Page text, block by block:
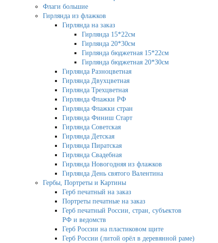
Флаги большие
Гирлянда из флажков
Гирлянда на заказ
Гирлянда 15*22см
Гирлянда 20*30см
Гирлянда бюджетная 15*22см
Гирлянда бюджетная 20*30см
Гирлянда Разноцветная
Гирлянда Двухцветная
Гирлянда Трехцветная
Гирлянда Флажки РФ
Гирлянда Флажки стран
Гирлянда Финиш Старт
Гирлянда Советская
Гирлянда Детская
Гирлянда Пиратская
Гирлянда Свадебная
Гирлянда Новогодняя из флажков
Гирлянда День святого Валентина
Гербы, Портреты и Картины
Герб печатный на заказ
Портреты печатные на заказ
Герб печатный России, стран, субъектов
РФ и ведомств
Герб России на пластиковом щите
Герб России (литой орёл в деревянной раме)